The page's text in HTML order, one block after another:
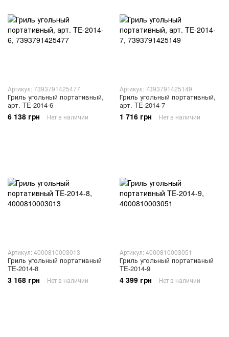
Артикул: 7393791425477
Гриль угольный портативный,
арт. TE-2014-6
6 138 грн Нет в наличии
Артикул: 7393791425149
Гриль угольный портативный,
арт. TE-2014-7
1 716 грн Нет в наличии
Артикул: 4000810003013
Гриль угольный портативный
TE-2014-8
3 168 грн Нет в наличии
Артикул: 4000810003051
Гриль угольный портативный
TE-2014-9
4 399 грн Нет в наличии